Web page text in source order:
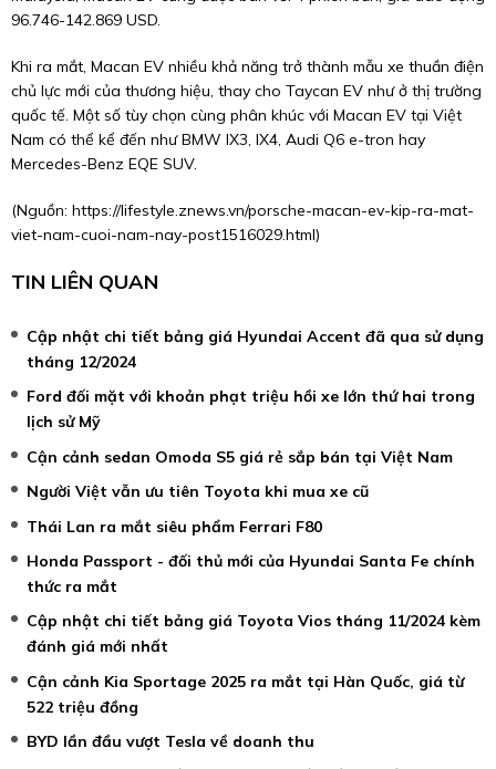
96.746-142.869 USD.
Khi ra mắt, Macan EV nhiều khả năng trở thành mẫu xe thuần điện
chủ lực mới của thương hiệu, thay cho Taycan EV như ở thị trường
quốc tế. Một số tùy chọn cùng phân khúc với Macan EV tại Việt
Nam có thể kể đến như BMW IX3, IX4, Audi Q6 e-tron hay
Mercedes-Benz EQE SUV.
(Nguồn: https://lifestyle.znews.vn/porsche-macan-ev-kip-ra-mat-
viet-nam-cuoi-nam-nay-post1516029.html)
TIN LIÊN QUAN
Cập nhật chi tiết bảng giá Hyundai Accent đã qua sử dụng
tháng 12/2024
Ford đối mặt với khoản phạt triệu hồi xe lớn thứ hai trong
lịch sử Mỹ
Cận cảnh sedan Omoda S5 giá rẻ sắp bán tại Việt Nam
Người Việt vẫn ưu tiên Toyota khi mua xe cũ
Thái Lan ra mắt siêu phẩm Ferrari F80
Honda Passport - đối thủ mới của Hyundai Santa Fe chính
thức ra mắt
Cập nhật chi tiết bảng giá Toyota Vios tháng 11/2024 kèm
đánh giá mới nhất
Cận cảnh Kia Sportage 2025 ra mắt tại Hàn Quốc, giá từ
522 triệu đồng
BYD lần đầu vượt Tesla về doanh thu